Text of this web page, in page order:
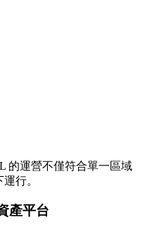
的運營不僅符合單一區域
行。
產平台